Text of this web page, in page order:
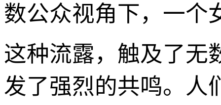
数公众视角下，一个
这种流露，触及了无
发了强烈的共鸣。人